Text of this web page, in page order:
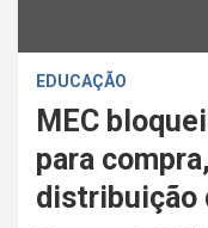
EDUCAÇÃO
MEC
para
distribuição